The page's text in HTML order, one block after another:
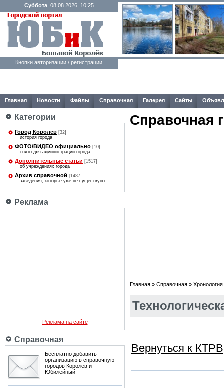
Суббота, 08.08.2026, 10:25
Кнопки авторизации / регистрации
Главная Новости Файлы Справочная Галерея Сайты
Категории
Город Королёв [32]
история города
ФОТО/ВИДЕО официально [10]
снято для администрации города
Дополнительные статьи [1517]
об учреждениях города
Архив справочной [1487]
заведения, которые уже не существуют
Реклама
Реклама на сайте
Справочная
Бесплатно добавить
организацию в справочную
городов Королёв и
Юбилейный
Справочная
Главная » Справочная »
Вернуться к КТРВ